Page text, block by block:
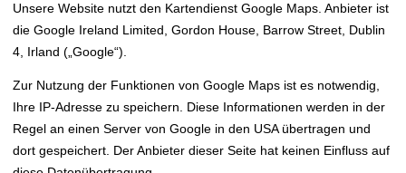
Unsere Website nutzt den Kartendienst Google Maps. Anbieter ist
die Google Ireland Limited, Gordon House, Barrow Street, Dublin
4, Irland („Google“).
Zur Nutzung der Funktionen von Google Maps ist es notwendig,
Ihre IP-Adresse zu speichern. Diese Informationen werden in der
Regel an einen Server von Google in den USA übertragen und
dort gespeichert. Der Anbieter dieser Seite hat keinen Einfluss auf